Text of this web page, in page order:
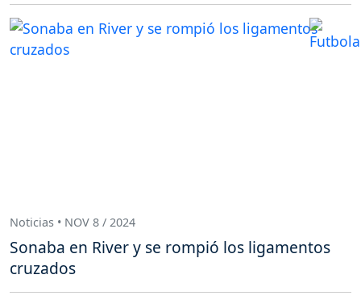
Noticias • NOV 8 / 2024
Sonaba en River y se rompió los ligamentos
cruzados